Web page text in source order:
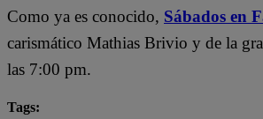
Como ya es conocido, Sábados en
carismático Mathias Brivio y de la
las 7:00 pm.
Tags: